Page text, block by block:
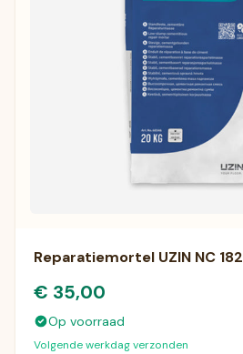
Reparatiemortel UZIN NC 182
€ 35,00
Op voorraad
Volgende werkdag verzonden